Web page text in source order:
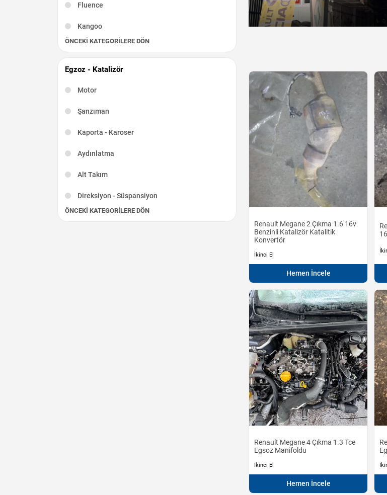
Fluence
Kangoo
Scenic
R19
Kadjar
Talisman
Latitude
Taliant
ÖNCEKI KATEGORILERE DÖN
Egzoz - Katalizör
Motor
Şanzıman
Kaporta - Karoser
Aydınlatma
Alt Takım
Direksiyon - Süspansiyon
ÖNCEKI KATEGORILERE DÖN
Renault Megane 2 Çıkma 1.6 16v
Benzinli Katalizör Katalitik
Konvertör
İkinci El
Hemen İncele
Renault Megane 4 Çıkma 1.3 Tce
Egsoz Manifoldu
İkinci El
Hemen İncele